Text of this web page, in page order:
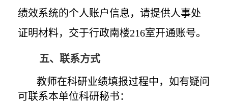
绩效系统的个人账户信息，请提供人事处
证明材料，交于行政南楼216室开通账号。
五、联系方式
教师在科研业绩填报过程中，如有疑问
可联系本单位科研秘书：